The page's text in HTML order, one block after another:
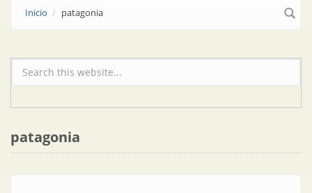
Inicio patagonia
Formulario de búsqueda
patagonia